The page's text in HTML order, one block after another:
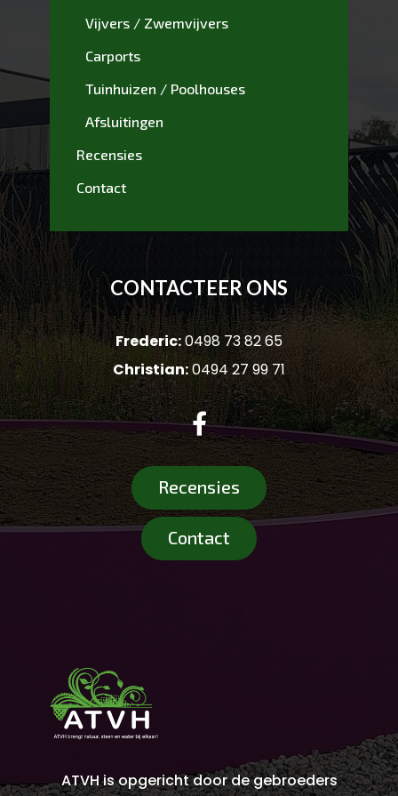
Vijvers / Zwemvijvers
Carports
Tuinhuizen / Poolhouses
Afsluitingen
Recensies
Contact
CONTACTEER ONS
Frederic:0498 73 82 65
Christian:0494 27 99 71

Recensies
Contact
ATVH is opgericht door de gebroeders